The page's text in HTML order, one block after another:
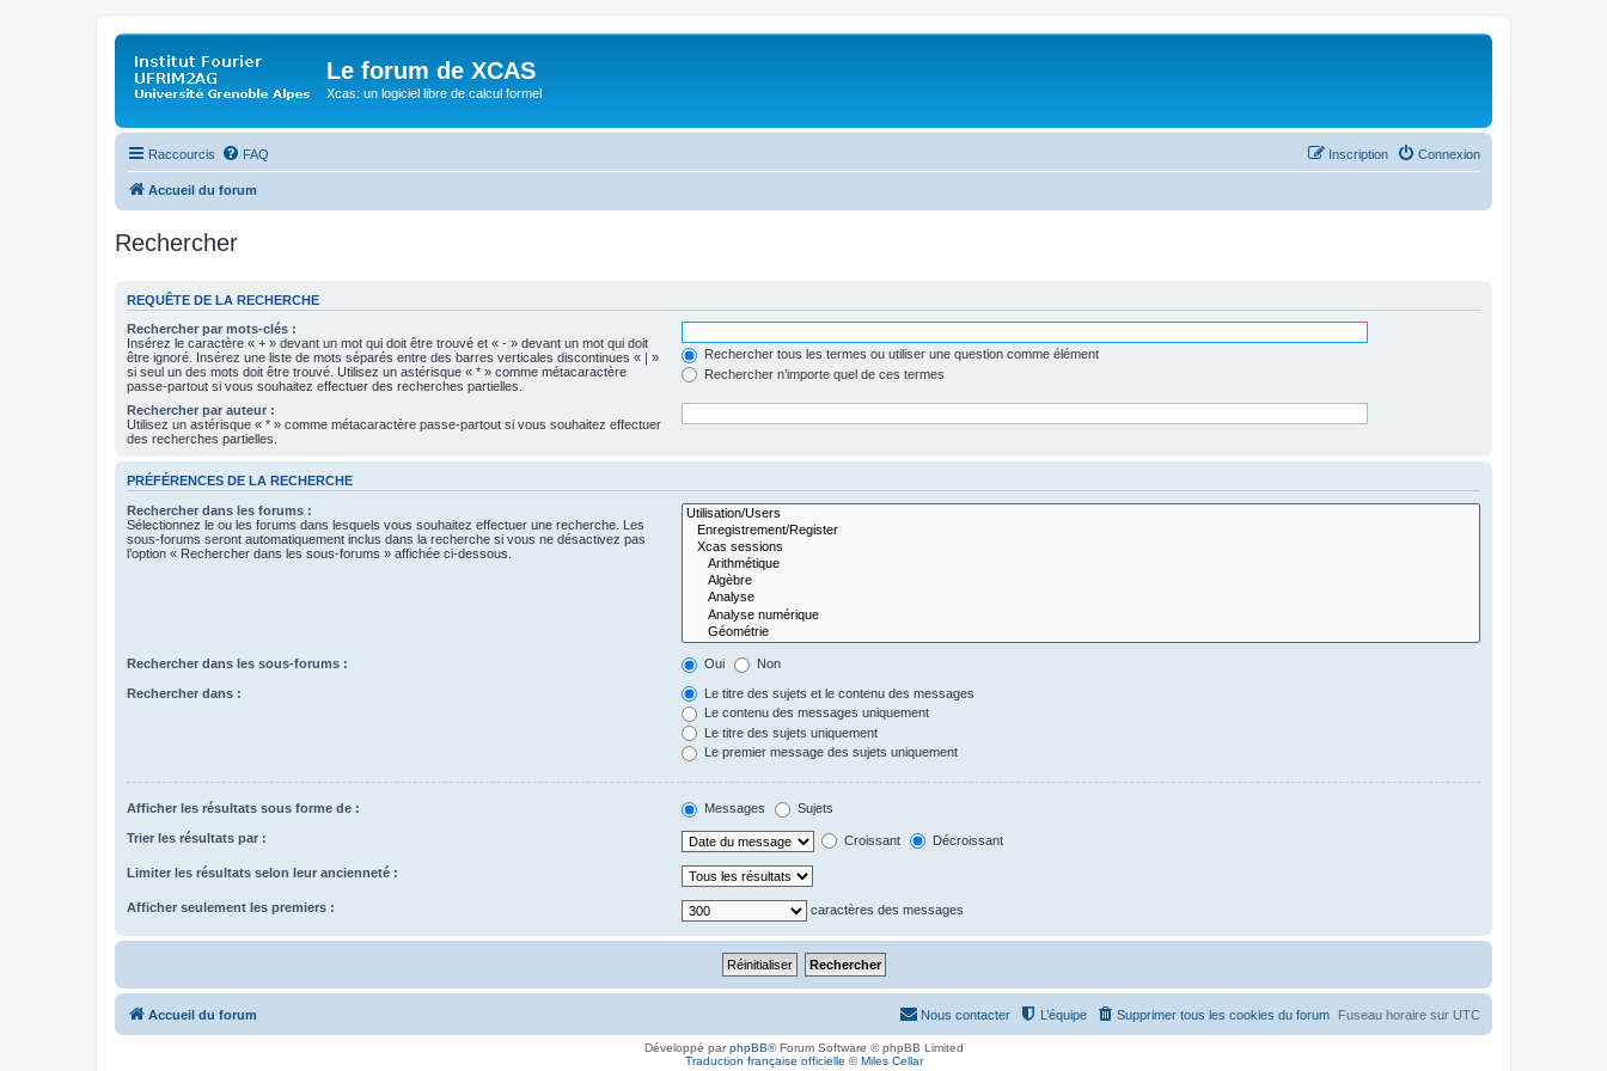
Le forum de XCAS
Xcas: un logiciel libre de calcul formel
Raccourcis FAQ Connexion
Inscription
Accueil du forum
Rechercher
REQUÊTE DE LA RECHERCHE
Rechercher par mots-clés :
Insérez le caractère « + » devant un mot qui doit être trouvé et « - » devant un mot qui doit
être ignoré. Insérez une liste de mots séparés entre des barres verticales discontinues « | »
si seul un des mots doit être trouvé. Utilisez un astérisque « * » comme métacaractère
passe-partout si vous souhaitez effectuer des recherches partielles.
Rechercher tous les termes ou utiliser une question comme élément
Rechercher n’importe quel de ces termes
Rechercher par auteur :
Utilisez un astérisque « * » comme métacaractère passe-partout si vous souhaitez effectuer
des recherches partielles.
PRÉFÉRENCES DE LA RECHERCHE
Rechercher dans les forums :
Sélectionnez le ou les forums dans lesquels vous souhaitez effectuer une recherche. Les
sous-forums seront automatiquement inclus dans la recherche si vous ne désactivez pas
l’option « Rechercher dans les sous-forums » affichée ci-dessous.
Rechercher dans les sous-forums : Oui Non
Rechercher dans :
Le titre des sujets et le contenu des messages
Le contenu des messages uniquement
Le titre des sujets uniquement
Le premier message des sujets uniquement
Afficher les résultats sous forme de : Messages Sujets
Trier les résultats par : Croissant Décroissant
Limiter les résultats selon leur ancienneté :
Afficher seulement les premiers : caractères des messages
Accueil du forum Fuseau horaire sur UTC
Supprimer tous les cookies du forum
L’équipe
Nous contacter
Développé parphpBB® Forum Software © phpBB Limited
Traduction française officielle ©Miles Cellar